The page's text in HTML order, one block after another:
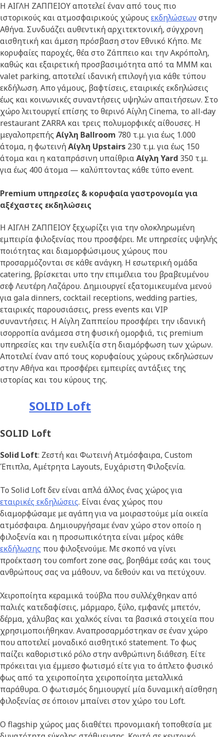
Η ΑΙΓΛΗ ΖΑΠΠΕΙΟΥ αποτελεί έναν από τους πιο
ιστορικούς και ατμοσφαιρικούς χώρους εκδηλώσεων στην
Αθήνα. Συνδυάζει αυθεντική αρχιτεκτονική, σύγχρονη
αισθητική και άμεση πρόσβαση στον Εθνικό Κήπο. Με
κορυφαίες παροχές, θέα στο Ζάππειο και την Ακρόπολη,
καθώς και εξαιρετική προσβασιμότητα από τα ΜΜΜ και
valet parking, αποτελεί ιδανική επιλογή για κάθε τύπου
εκδήλωση. Απο γάμους, βαφτίσεις, εταιρικές εκδηλώσεις
έως και κοινωνικές συναντήσεις υψηλών απαιτήσεων. Στο
χώρο λειτουργεί επίσης το θερινό Αίγλη Cinema, το all‑day
restaurant ZARRA και τρεις πολυμορφικές αίθουσες. Η
μεγαλοπρεπής Aίγλη Ballroom 780 τ.μ. για έως 1.000
άτομα, η φωτεινήAίγλη Upstairs 230 τ.μ. για έως 150
άτομα και η καταπράσινη υπαίθριαAίγλη Yard 350 τ.μ.
για έως 400 άτομα — καλύπτοντας κάθε τύπο event.
Premium υπηρεσίες & κορυφαία γαστρονομία για
αξέχαστες εκδηλώσεις
Η ΑΙΓΛΗ ΖΑΠΠΕΙΟΥ ξεχωρίζει για την ολοκληρωμένη
εμπειρία φιλοξενίας που προσφέρει. Με υπηρεσίες υψηλής
ποιότητας και διαμορφώσιμους χώρους που
προσαρμόζονται σε κάθε ανάγκη. Η εσωτερική ομάδα
catering, βρίσκεται υπο την επιμέλεια του βραβευμένου
σεφ Λευτέρη Λαζάρου. Δημιουργεί εξατομικευμένα μενού
για gala dinners, cocktail receptions, wedding parties,
εταιρικές παρουσιάσεις, press events και VIP
συναντήσεις. Η Αίγλη Ζαππείου προσφέρει την ιδανική
ισορροπία ανάμεσα στη φυσική ομορφιά, τις premium
υπηρεσίες και την ευελιξία στη διαμόρφωση των χώρων.
Αποτελεί έναν από τους κορυφαίους χώρους εκδηλώσεων
στην Αθήνα και προσφέρει εμπειρίες αντάξιες της
ιστορίας και του κύρους της.
SOLID Loft
SOLID Loft
Solid Loft: Ζεστή και Φωτεινή Ατμόσφαιρα, Custom
Έπιπλα, Αμέτρητα Layouts, Ευχάριστη Φιλοξενία.
Το Solid Loft δεν είναι απλά άλλος ένας χώρος για
εταιρικές εκδηλώσεις. Eίναι ένας χώρος που
διαμορφώσαμε με αγάπη για να μοιραστούμε μία οικεία
ατμόσφαιρα. Δημιουργήσαμε έναν χώρο στον οποίο η
φιλοξενία και η προσωπικότητα είναι μέρος κάθε
εκδήλωσης που φιλοξενούμε. Mε σκοπό να γίνει
προέκταση του comfort zone σας, βοηθάμε εσάς και τους
ανθρώπους σας να μάθουν, να δεθούν και να πετύχουν.
Χειροποίητα κεραμικά τούβλα που συλλέχθηκαν από
παλιές κατεδαφίσεις, μάρμαρο, ξύλο, εμφανές μπετόν,
δέρμα, χάλυβας και χαλκός είναι τα βασικά στοιχεία που
χρησιμοποιήθηκαν. Αναπροσαρμόστηκαν σε έναν χώρο
που αποτελεί μοναδικό αισθητικό statement. Το φως
παίζει καθοριστικό ρόλο στην ανθρώπινη διάθεση. Είτε
πρόκειται για έμμεσο φωτισμό είτε για το άπλετο φυσικό
φως από τα χειροποίητα χειροποίητα μεταλλικά
παράθυρα. Ο φωτισμός δημιουργεί μία δυναμική αίσθηση
φιλοξενίας σε όποιον μπαίνει στον χώρο του Loft.
Ο flagship χώρος μας διαθέτει προνομιακή τοποθεσία με